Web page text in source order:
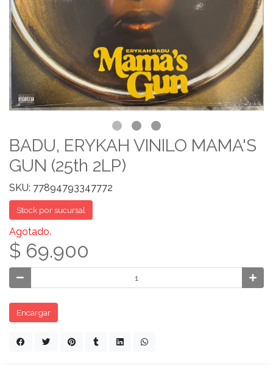
BADU, ERYKAH VINILO MAMA'S
GUN (25th 2LP)
SKU: 77894793347772
Stock por sucursal
Agotado.
$ 69.900
Encargar